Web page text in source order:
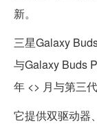
新。
三星Galaxy
与Galaxy Buds
年 <> 月与第三
它提供双驱动器